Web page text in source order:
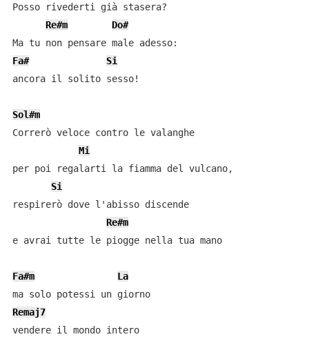
Posso rivederti già stasera?
Re#m
Do#
Fa#
Si
ancora il solito sesso!
Sol#m
Correrò veloce contro le valanghe
Mi
per poi regalarti la fiamma del vulcano,
Si
respirerò dove l'abisso discende
Re#m
e avrai tutte le piogge nella tua mano
Fa#m
La
ma solo potessi un giorno
Remaj7
vendere il mondo intero